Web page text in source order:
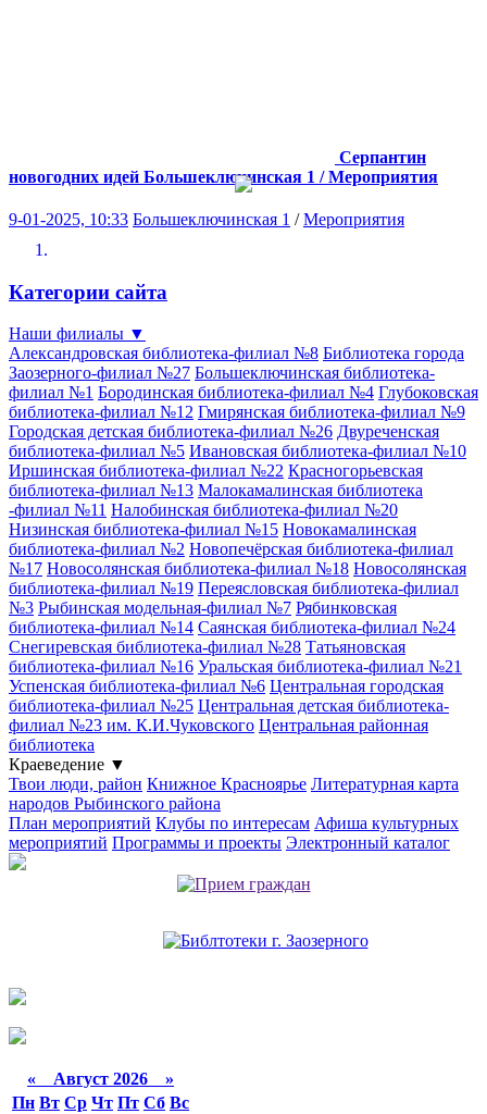
Серпантин
новогодних идей Большеключинская 1 / Мероприятия
9-01-2025, 10:33 Большеключинская 1 /Мероприятия
Категории сайта
Наши филиалы ▼
Александровская библиотека-филиал №8 Библиотека города
Заозерного-филиал №27 Большеключинская библиотека-
филиал №1 Бородинская библиотека-филиал №4 Глубоковская
библиотека-филиал №12 Гмирянская библиотека-филиал №9
Городская детская библиотека-филиал №26 Двуреченская
библиотека-филиал №5 Ивановская библиотека-филиал №10
Иршинская библиотека-филиал №22 Красногорьевская
библиотека-филиал №13 Малокамалинская библиотека
-филиал №11 Налобинская библиотека-филиал №20
Низинская библиотека-филиал №15 Новокамалинская
библиотека-филиал №2 Новопечёрская библиотека-филиал
№17 Новосолянская библиотека-филиал №18 Новосолянская
библиотека-филиал №19 Переясловская библиотека-филиал
№3 Рыбинская модельная-филиал №7 Рябинковская
библиотека-филиал №14 Саянская библиотека-филиал №24
Снегиревская библиотека-филиал №28 Татьяновская
библиотека-филиал №16 Уральская библиотека-филиал №21
Успенская библиотека-филиал №6 Центральная городская
библиотека-филиал №25 Центральная детская библиотека-
филиал №23 им. К.И.Чуковского Центральная районная
библиотека
Краеведение ▼
Твои люди, район Книжное Красноярье Литературная карта
народов Рыбинского района
План мероприятий Клубы по интересам Афиша культурных
мероприятий Программы и проекты Электронный каталог
« Август 2026 »
Пн Вт Ср Чт Пт Сб Вс